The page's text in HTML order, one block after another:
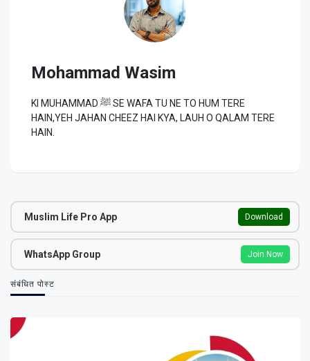
Mohammad Wasim
KI MUHAMMAD ﷺ SE WAFA TU NE TO HUM TERE
HAIN,YEH JAHAN CHEEZ HAI KYA, LAUH O QALAM TERE
HAIN.
Muslim Life Pro App Download
WhatsApp Group Join Now
संबंधित पोस्ट